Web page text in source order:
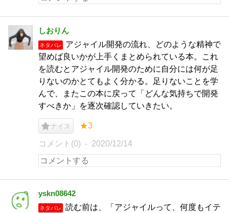
しおりん
ネタバレ
アジャイル開発の流れ、どのような精神で
望めば良いかが上手くまとめられている本。これ
を読むとアジャイル開発のために自分には何が足
りないのかとてもよく分かる。足りないことを学
んで、またこの本に戻って「どんな気持ちで開発
すべきか」を逐次確認していきたい。
ナイス ★3
コメント(0) 2020/12/14
yskn08642
ネタバレ
読む前は、「アジャイルって、何度もイテ